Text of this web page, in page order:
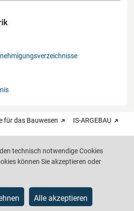
für das Bauwesen IS-ARGEBAU
technisch notwendige Cookies
können Sie akzeptieren oder
Alle akzeptieren